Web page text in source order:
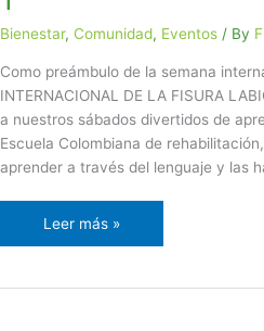
Bienestar, Comunidad, Eventos / By
Como preámbulo de la semana
INTERNACIONAL DE LA FISURA
a nuestros sábados divertidos de
Escuela Colombiana de
aprender a través del lenguaje y las
Leer más »